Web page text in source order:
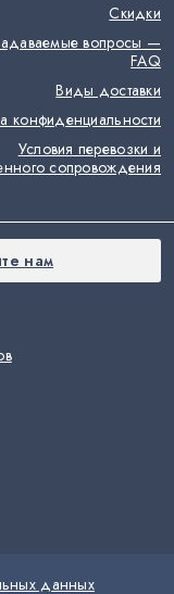
Скидки
вопросы —
FAQ
Виды доставки
конфиденциальности
Условия перевозки и
сопровождения
нам
данных